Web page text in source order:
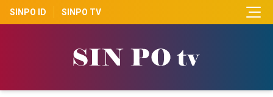
SINPO ID SINPO TV